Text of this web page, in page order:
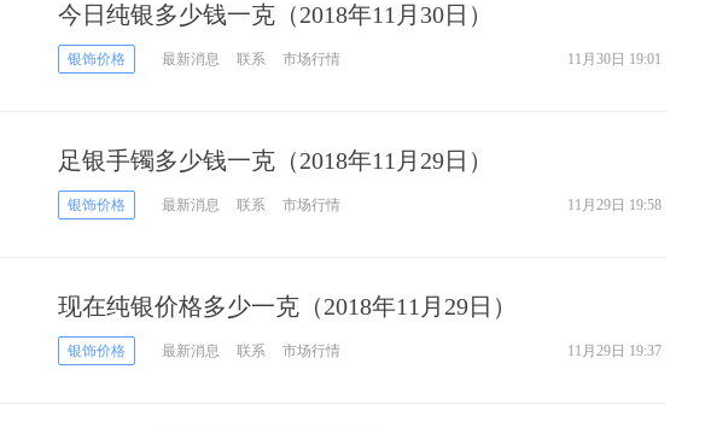
今日纯银多少钱一克（2018年11月30日）
银饰价格 最新消息 联系 市场行情 11月30日 19:01
足银手镯多少钱一克（2018年11月29日）
银饰价格 最新消息 联系 市场行情 11月29日 19:58
现在纯银价格多少一克（2018年11月29日）
银饰价格 最新消息 联系 市场行情 11月29日 19:37